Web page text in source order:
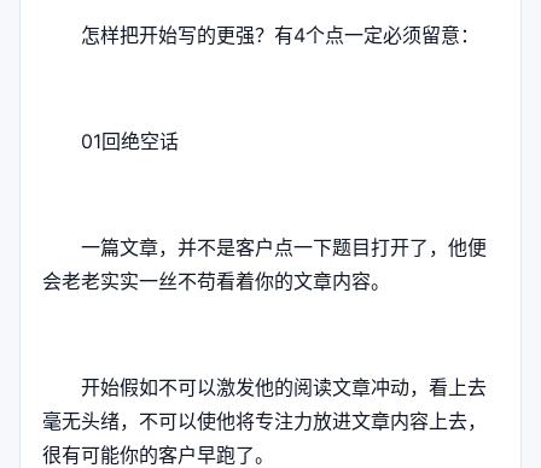
怎样把开始写的更强？有4个点一定必须留意：
01回绝空话
一篇文章，并不是客户点一下题目打开了，他便
会老老实实一丝不苟看着你的文章内容。
开始假如不可以激发他的阅读文章冲动，看上去
毫无头绪，不可以使他将专注力放进文章内容上去，
很有可能你的客户早跑了。